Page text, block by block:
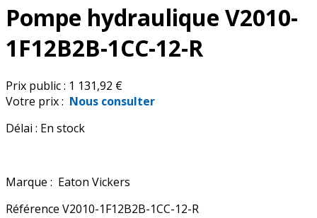
Pompe hydraulique V2010-
1F12B2B-1CC-12-R
Prix public : 1 131,92 €
Votre prix : Nous consulter
Délai : En stock
Marque : Eaton Vickers
Référence V2010-1F12B2B-1CC-12-R